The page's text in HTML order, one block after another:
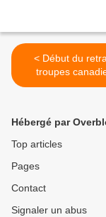
< Début du retrait des
troupes
Hébergé par
Top articles
Pages
Contact
Signaler un abus